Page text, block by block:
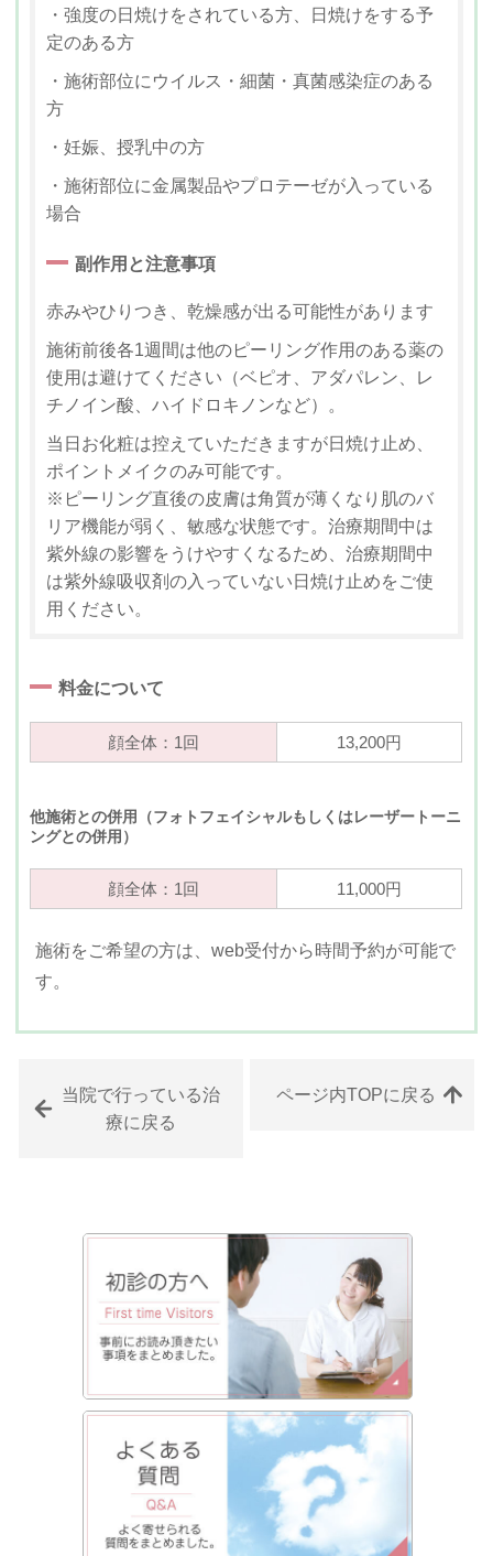
・強度の日焼けをされている方、日焼けをする予
定のある方
・施術部位にウイルス・細菌・真菌感染症のある
方
・妊娠、授乳中の方
・施術部位に金属製品やプロテーゼが入っている
場合
副作用と注意事項
赤みやひりつき、乾燥感が出る可能性があります
施術前後各1週間は他のピーリング作用のある薬の
使用は避けてください（ベピオ、アダパレン、レ
チノイン酸、ハイドロキノンなど）。
当日お化粧は控えていただきますが日焼け止め、
ポイントメイクのみ可能です。
※ピーリング直後の皮膚は角質が薄くなり肌のバ
リア機能が弱く、敏感な状態です。治療期間中は
紫外線の影響をうけやすくなるため、治療期間中
は紫外線吸収剤の入っていない日焼け止めをご使
用ください。
料金について
顔全体：1回 13,200円
他施術との併用（フォトフェイシャルもしくはレーザートーニ
ングとの併用）
顔全体：1回 11,000円
施術をご希望の方は、web受付から時間予約が可能で
す。
当院で行っている治
療に戻る
ページ内TOPに戻る